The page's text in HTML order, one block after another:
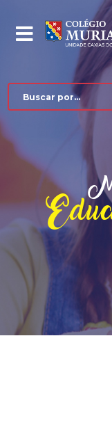
COLÉGIO
NÍVEIS DE
HIGH SCHOOL
LISTA DE
CALENDÁRIO